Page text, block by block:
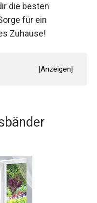
die besten
für ein
Zuhause!
[Anzeigen]